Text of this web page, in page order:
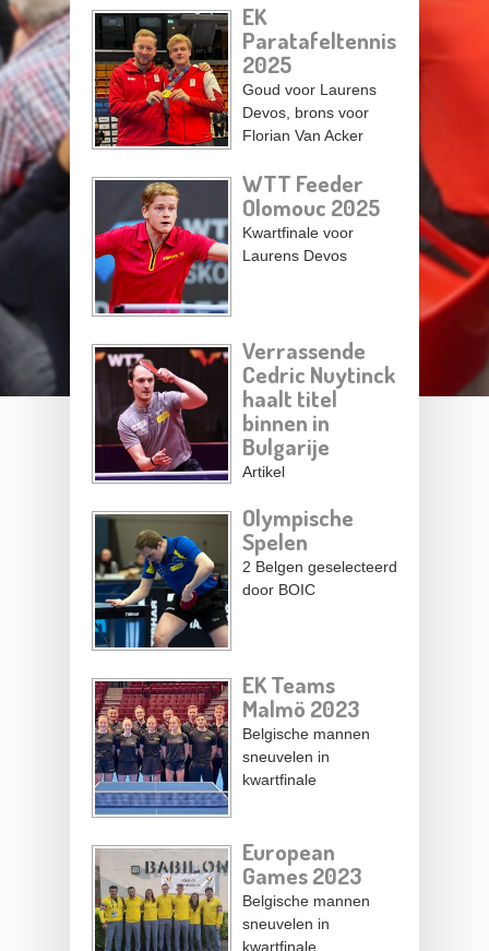
EK
Paratafeltennis
2025
Goud voor Laurens
Devos, brons voor
Florian Van Acker
WTT Feeder
Olomouc 2025
Kwartfinale voor
Laurens Devos
Verrassende
Cedric Nuytinck
haalt titel
binnen in
Bulgarije
Artikel
Olympische
Spelen
2 Belgen geselecteerd
door BOIC
EK Teams
Malmö 2023
Belgische mannen
sneuvelen in
kwartfinale
European
Games 2023
Belgische mannen
sneuvelen in
kwartfinale